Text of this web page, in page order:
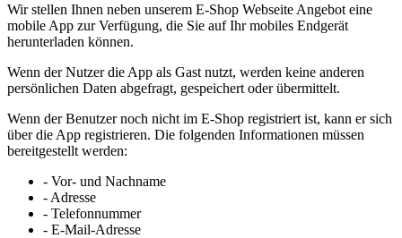
Wir stellen Ihnen neben unserem E-Shop Webseite Angebot eine
mobile App zur Verfügung, die Sie auf Ihr mobiles Endgerät
herunterladen können.
Wenn der Nutzer die App als Gast nutzt, werden keine anderen
persönlichen Daten abgefragt, gespeichert oder übermittelt.
Wenn der Benutzer noch nicht im E-Shop registriert ist, kann er sich
über die App registrieren. Die folgenden Informationen müssen
bereitgestellt werden:
- Vor- und Nachname
- Adresse
- Telefonnummer
- E-Mail-Adresse